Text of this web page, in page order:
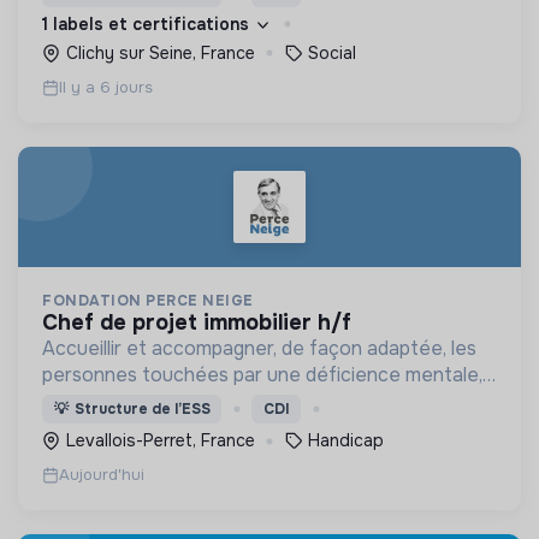
permettre de devenir des hommes et des femmes
debout.
1 labels et certifications
Clichy sur Seine, France
Social
Il y a 6 jours
FONDATION PERCE NEIGE
chef de projet immobilier h/f
Accueillir et accompagner, de façon adaptée, les
personnes touchées par une déficience mentale,
un handicap physique ou psychique
💡 Structure de l’ESS CDI
Levallois-Perret, France Handicap
Aujourd'hui